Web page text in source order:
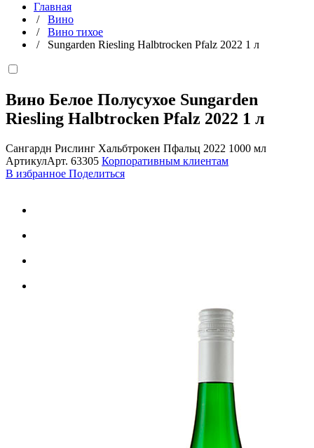
Главная
/ Вино
/ Вино тихое
/ Sungarden Riesling Halbtrocken Pfalz 2022 1 л
Вино Белое Полусухое Sungarden
Riesling Halbtrocken Pfalz 2022 1 л
Сангардн Рислинг Хальбтрокен Пфальц 2022 1000 мл
АртикулАрт. 63305 Корпоративным клиентам
В избранное Поделиться